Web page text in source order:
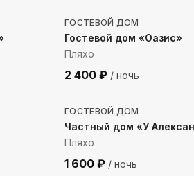
ГОСТЕВОЙ ДОМ
Гостевой дом «Оазис»
Пляхо
2 400 ₽ / ночь
1233 м до моря
ГОСТЕВОЙ ДОМ
Частный дом «У
Пляхо
1 600 ₽ / ночь
1012 м до моря